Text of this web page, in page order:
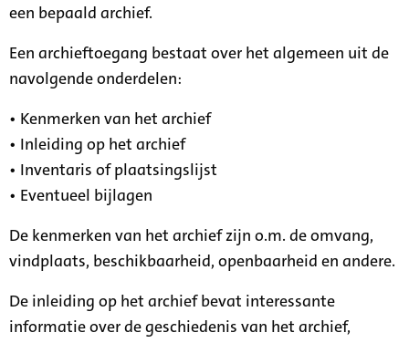
een bepaald archief.
Een archieftoegang bestaat over het algemeen uit de
navolgende onderdelen:
• Kenmerken van het archief
• Inleiding op het archief
• Inventaris of plaatsingslijst
• Eventueel bijlagen
De kenmerken van het archief zijn o.m. de omvang,
vindplaats, beschikbaarheid, openbaarheid en andere.
De inleiding op het archief bevat interessante
informatie over de geschiedenis van het archief,